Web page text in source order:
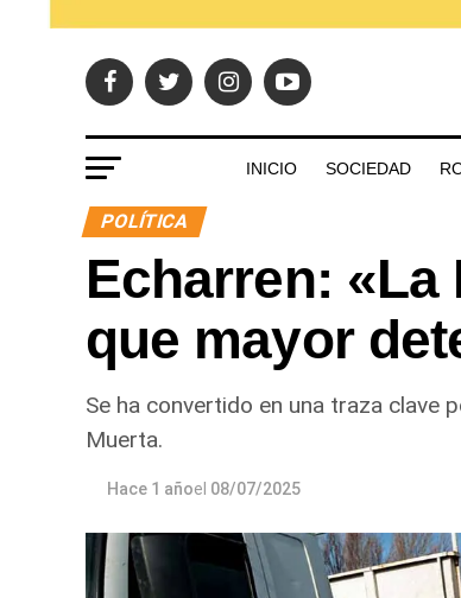
INICIO SOCIEDAD
POLÍTICA
Echarren: «La
que mayor
Se ha convertido en una traza clave
Muerta.
Hace 1 añoel 08/07/2025